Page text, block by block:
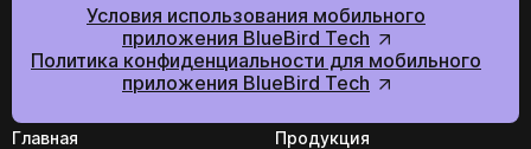
Условия использования мобильного
приложения BlueBird Tech
Политика конфиденциальности для мобильного
приложения BlueBird Tech
Главная Продукция